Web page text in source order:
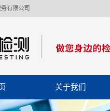
有限公司
关于我们